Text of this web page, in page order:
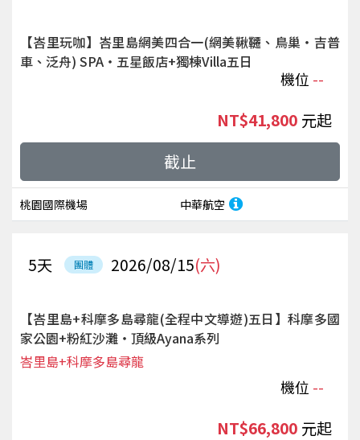
【峇里玩咖】峇里島網美四合一(網美鞦韆、鳥巢‧吉普
車、泛舟) SPA‧五星飯店+獨棟Villa五日
機位 --
桃園國際機場 中華航空
NT$41,800 起
截止
團體 2026/08/15(六)
5天
【峇里島+科摩多島尋龍(全程中文導遊)五日】科摩多國
家公園+粉紅沙灘‧頂級Ayana系列
機位 --
峇里島+科摩多島尋龍
NT$66,800 起